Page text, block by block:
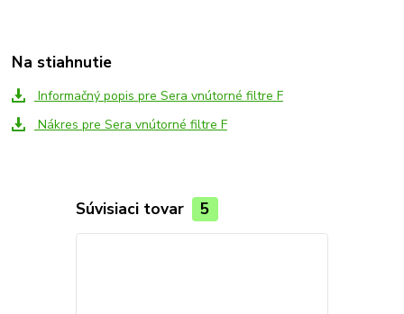
Na stiahnutie
Informačný popis pre Sera vnútorné filtre F
Nákres pre Sera vnútorné filtre F
Súvisiaci tovar 5